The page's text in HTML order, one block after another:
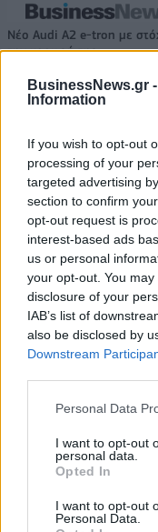
BusinessNews.gr -
Information
If you wish to opt-out
processing of your
targeted advertising
section to confirm
opt-out request is
interest-based ads
us or personal
your opt-out. You
disclosure of your
IAB’s list of
also be disclosed by
Downstream
Personal Data
I want to opt-out
personal data.
Opted In
I want to opt-out
Personal Data.
Νέο Audi A2 e-tron με
την κορυφή της
Το FIAT 500 Hybrid τώρα
Ουκρανία: Με Μίχαϊλιουκ
Λεν κόντρα στην Ελλάδα
HELLENiQ ENERGY:
εκατ. ευρώ τα EBITDA
ο τζίρος στο α' εξάμηνο,
δισ. ευρώ – Στα 446 εκατ.